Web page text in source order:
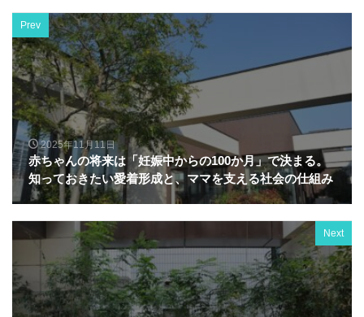
Prev
2025年11月11日
赤ちゃんの将来は「妊娠中からの100か月」で決まる。
知っておきたい愛着形成と、ママを支える社会の仕組み
Next